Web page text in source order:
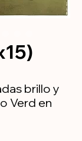
brillo y
Verd en